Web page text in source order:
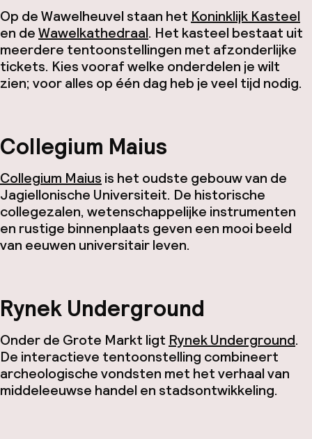
Op de Wawelheuvel staan het Koninklijk Kasteel
en deWawelkathedraal. Het kasteel bestaat uit
meerdere tentoonstellingen met afzonderlijke
tickets. Kies vooraf welke onderdelen je wilt
zien; voor alles op één dag heb je veel tijd nodig.
Collegium Maius
Collegium Maius is het oudste gebouw van de
Jagiellonische Universiteit. De historische
collegezalen, wetenschappelijke instrumenten
en rustige binnenplaats geven een mooi beeld
van eeuwen universitair leven.
Rynek Underground
Onder de Grote Markt ligt Rynek Underground.
De interactieve tentoonstelling combineert
archeologische vondsten met het verhaal van
middeleeuwse handel en stadsontwikkeling.